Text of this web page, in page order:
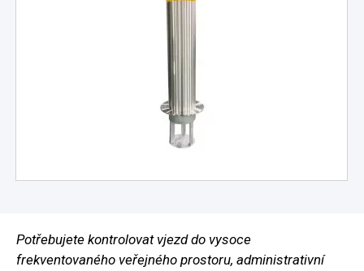
Potřebujete kontrolovat vjezd do vysoce
frekventovaného veřejného prostoru, administrativní